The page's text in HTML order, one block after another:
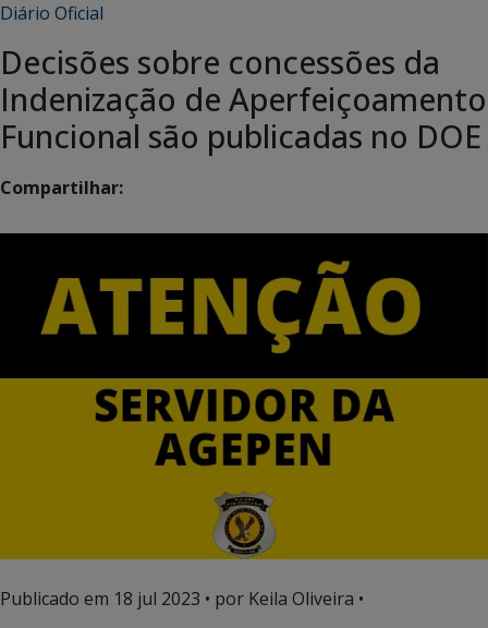
Diário Oficial
Decisões sobre concessões da
Indenização de Aperfeiçoamento
Funcional são publicadas no DOE
Compartilhar:
Publicado em 18 jul 2023 • por Keila Oliveira •